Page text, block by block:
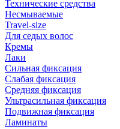
Технические средства
Несмываемые
Travel-size
Для седых волос
Кремы
Лаки
Сильная фиксация
Слабая фиксация
Средняя фиксация
Ультрасильная фиксация
Подвижная фиксация
Ламинаты